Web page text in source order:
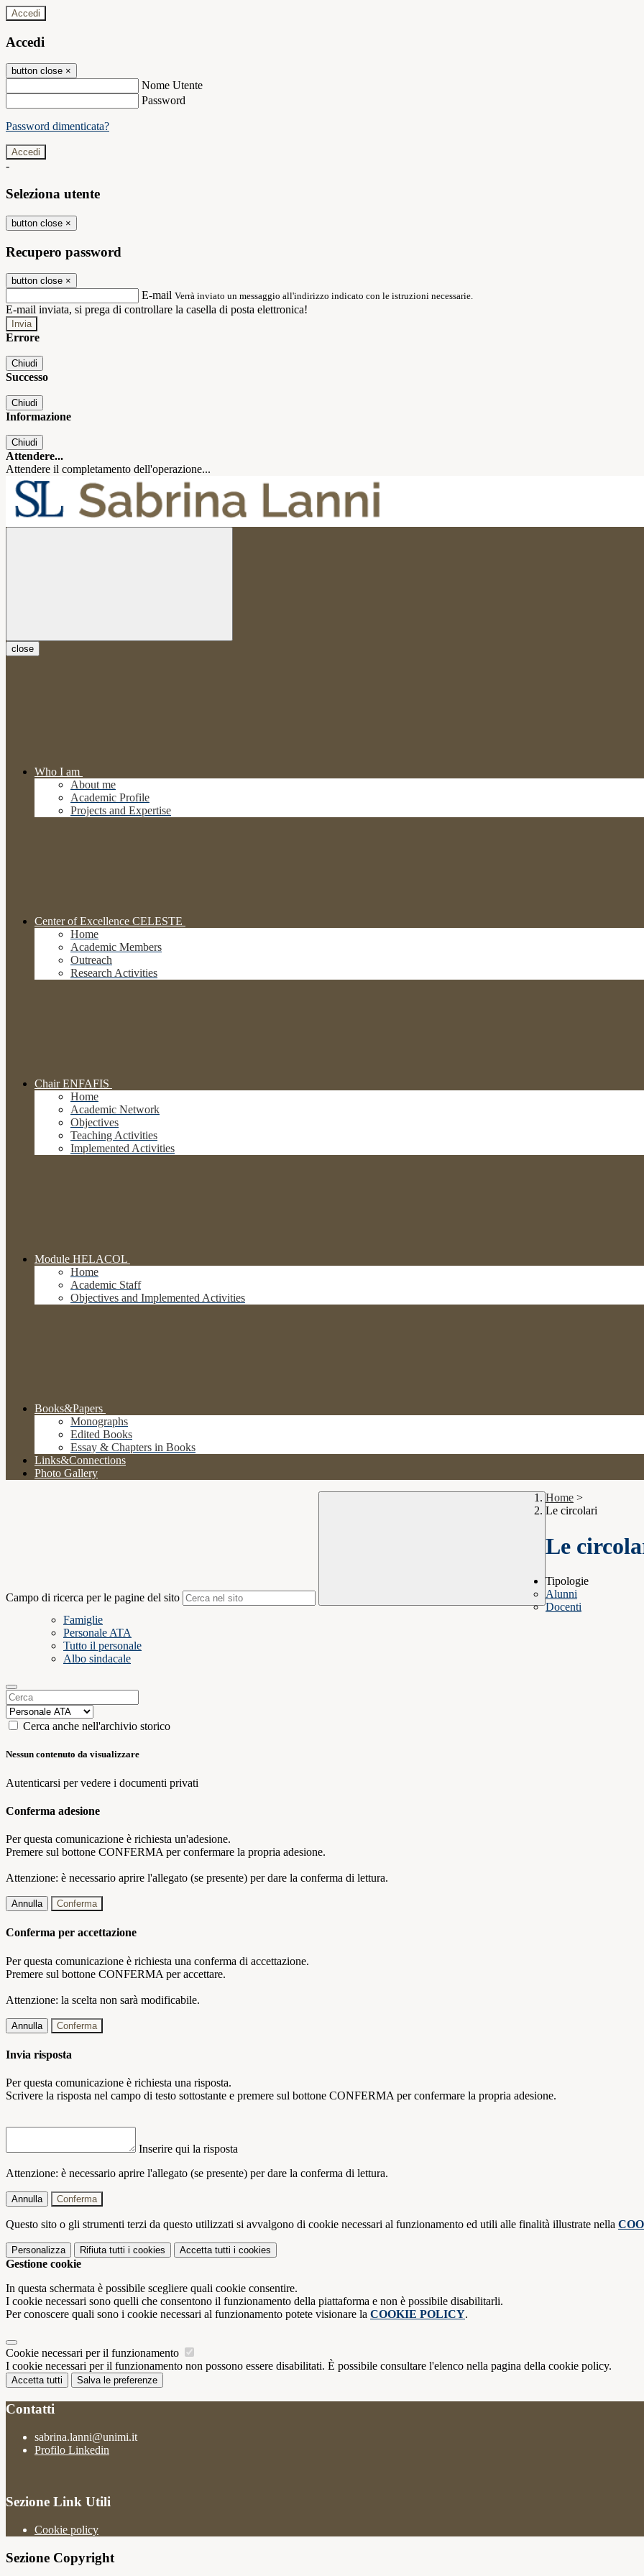
Accedi
Accedi
button close ×
Nome Utente
Password
Password dimenticata?
-
Seleziona utente
button close ×
Recupero password
button close ×
E-mail Verrà inviato un messaggio all'indirizzo indicato con le istruzioni necessarie.
E-mail inviata, si prega di controllare la casella di posta elettronica!
Errore
Chiudi
Successo
Chiudi
Informazione
Chiudi
Attendere...
Attendere il completamento dell'operazione...
close
Who I am
About me
Academic Profile
Projects and Expertise
Center of Excellence CELESTE
Home
Academic Members
Outreach
Research Activities
Chair ENFAFIS
Home
Academic Network
Objectives
Teaching Activities
Implemented Activities
Module HELACOL
Home
Academic Staff
Objectives and Implemented Activities
Books&Papers
Monographs
Edited Books
Essay & Chapters in Books
Links&Connections
Photo Gallery
Campo di ricerca per le pagine del sito
Home >
Le circolari
Le
Tipologie
Alunni
Docenti
Famiglie
Personale ATA
Tutto il personale
Albo sindacale
Cerca anche nell'archivio storico
Nessun contenuto da visualizzare
Autenticarsi per vedere i documenti privati
Conferma adesione
Per questa comunicazione è richiesta un'adesione.
Premere sul bottone CONFERMA per confermare la propria adesione.
Attenzione: è necessario aprire l'allegato (se presente) per dare la conferma di lettura.
Annulla Conferma
Conferma per accettazione
Per questa comunicazione è richiesta una conferma di accettazione.
Premere sul bottone CONFERMA per accettare.
Attenzione: la scelta non sarà modificabile.
Annulla Conferma
Invia risposta
Per questa comunicazione è richiesta una risposta.
Scrivere la risposta nel campo di testo sottostante e premere sul bottone CONFERMA per confermare la propria adesione.
Inserire qui la risposta
Attenzione: è necessario aprire l'allegato (se presente) per dare la conferma di lettura.
Annulla Conferma
Questo sito o gli strumenti terzi da questo utilizzati si avvalgono di cookie necessari al funzionamento ed utili alle finalità illustrate nella
Personalizza Rifiuta tutti i cookies Accetta tutti i cookies
Gestione cookie
In questa schermata è possibile scegliere quali cookie consentire.
I cookie necessari sono quelli che consentono il funzionamento della piattaforma e non è possibile disabilitarli.
Per conoscere quali sono i cookie necessari al funzionamento potete visionare la COOKIE POLICY.
Cookie necessari per il funzionamento
I cookie necessari per il funzionamento non possono essere disabilitati. È possibile consultare l'elenco nella pagina della cookie policy.
Accetta tutti Salva le preferenze
Contatti
sabrina.lanni@unimi.it
Profilo Linkedin
Sezione Link Utili
Cookie policy
Sezione Copyright